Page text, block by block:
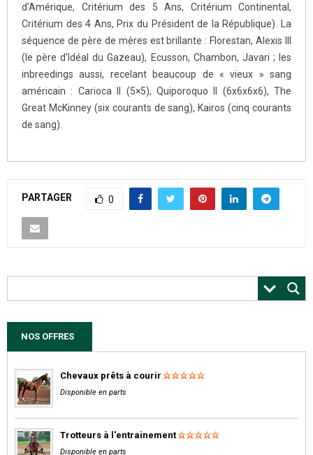
d’Amérique, Critérium des 5 Ans, Critérium Continental,
Critérium des 4 Ans, Prix du Président de la République). La
séquence de père de mères est brillante : Florestan, Alexis III
(le père d’Idéal du Gazeau), Ecusson, Chambon, Javari ; les
inbreedings aussi, recelant beaucoup de « vieux » sang
américain : Carioca II (5×5), Quiporoquo II (6x6x6x6), The
Great McKinney (six courants de sang), Kairos (cinq courants
de sang).
PARTAGER 0
NOS OFFRES
Chevaux prêts à courir
Disponible en parts
Trotteurs à l'entrainement
Disponible en parts